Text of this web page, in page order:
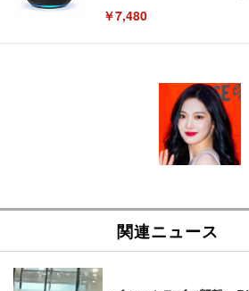
￥7,480
[EdoErgo] オフィスチェア
い 跳ね上げ式アームレス
キング pc 事務椅子 360度
ン樹脂ベース 通気性メッ
(黒網+黒枠+黒足)
SIHOO B100 オフィスチェ
ュチェア 人間工学 疲れない
￥27,999
EIZO ビジネス向けプレミ
EV3240X-WT | 31.5型4K
￥105,595
EV2740X-WT | 27.0型4K
イト
￥109,572
Amazonベーシック ペット
回使い捨て 無香料 ホワイト
Amazonベーシック ペット
x2袋(84枚) ホワイト(吸収面
￥3,234